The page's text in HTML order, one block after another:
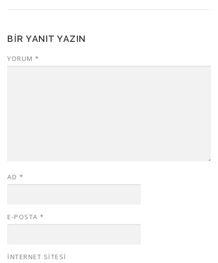
BIR YANIT YAZIN
YORUM *
AD *
E-POSTA *
İNTERNET SITESI